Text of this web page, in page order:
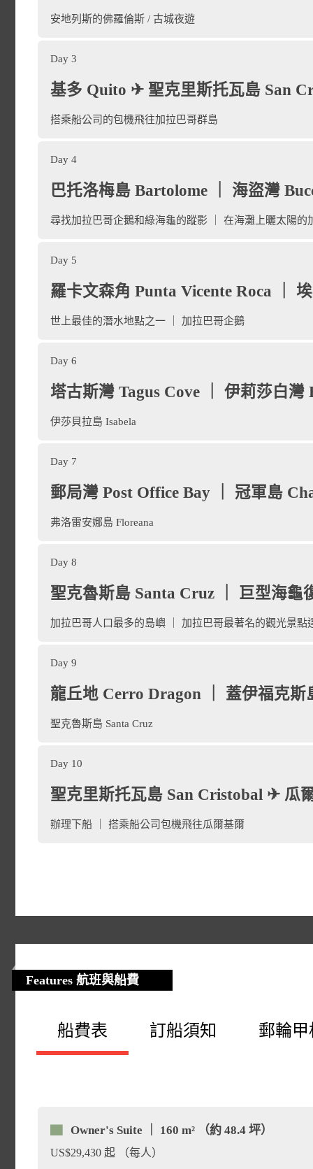
都。因地處高原，海拔高
抵達後前往飯店辦理
安地列斯的佛羅倫斯 / 古城夜遊
有「安地列斯的佛羅倫斯
民風格建築群，充滿了豐
城，使此地除了以「拉丁
西班牙殖民式古色古香的
杆和綠瓦屋頂，充滿異國
城區列為受到保護的世界
完整，1979 年被被聯合
旅遊地圖
Day 3
基多 Quito ✈ 聖克里斯托瓦島 San
搭乘船公司的包機飛往加拉巴哥群島
早餐後搭乘船公司的包機
瓦島（San Cristobal）
Silver Origin，展開八天七
凝灰岩錐崩塌後的殘餘物
（睡獅）和英文名稱
際上它是一塊更大的岩石
150 米，此外它是一塊方
窄通道隔開。 接近奇克岩
卡鰹鳥和軍艦鳥，而沿著
Day 4
巴托洛梅島 Bartolome ｜ 海盜灣
尋找加拉巴哥企鵝和綠海龜的蹤影 ｜ 在海灘上曬太陽的
place巴托洛梅島（
等不同顏色，呈現出特殊
航，觀賞火山景觀並在此
界；還可能發現
海龜、白唇鯊 ( White-
跡。綠海龜會在每年產卵
place海盜灣（Buccaneer
海盜。他們來找水、找烏
知道海盜的黃金是否還藏
獨特的形式，如主教岩（
Day 5
羅卡文森角 Punta Vicente Roca ｜
世上最佳的潛水地點之一 ｜ 加拉巴哥企鵝
伊莎貝拉島（Isabela）位
大的島嶼，島的形狀像從
的動物、鳥類、海洋生物
place羅卡文森角（Punta
從高處看位於是「海馬的
洋流帶來了豐富的海底生
灰岩構成的海岸，由生物
海豹、企鵝、藍足海鵝、
Day 6
塔古斯灣 Tagus Cove ｜ 伊莉莎白灣
伊莎貝拉島 Isabela
place塔古斯灣（Caleta
島。島上的步道長約
喜歡的地方。現在大家還
山及熔岩組成的最大島佔
place伊莉莎白灣（Bahia
鵜鶘、蒼鷺、海獅和企鵝
Day 7
郵局灣 Post Office Bay ｜ 冠軍島
弗洛雷安娜島 Floreana
弗洛雷安娜島（Floreana）
居住的火山島，目前還有
place 郵局灣（Post Office
放置木桶作信箱，路過船
上的瀉湖潛泳，沿途還可
Day 8
聖克魯斯島 Santa Cruz ｜ 巨型海龜
加拉巴哥人口最多的島嶼 ｜ 加拉巴哥最著名的觀光景點
是加拉巴哥第二大島嶼，
864 米為一座休眠火山，
生。市中心 阿約拉港（
及人口聚集同時也擁有較
加拉巴哥最著名的觀光景
Day 9
龍丘地 Cerro Dragon ｜ 蓋伊福克
聖克魯斯島 Santa Cruz
place龍丘地（Cerro Dragon
硬，陸獵蜥不容易咬斷，
Day 10
聖克里斯托瓦島 San Cristobal ✈ 瓜
辦理下船 ｜ 搭乘船公司包機飛往瓜爾基爾
司所提供的包機前往瓜爾
瓜亞基爾的全名是「
險家在現址建鎮，臨太平
Features 航班與船費
船費表 訂船須知 郵輪甲
Owner's Suite ｜ 160 m² （約 48.4 坪）
US$29,430 起 （每人）